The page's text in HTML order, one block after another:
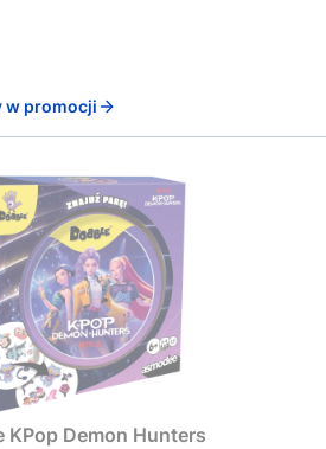
w promocji
KPop Demon Hunters